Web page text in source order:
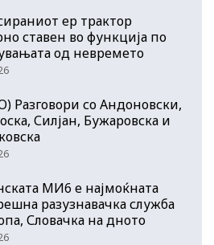
ер трактор
ставен во функција по
од невремето
Разговори со Андоновски,
Силјан, Бужаровска и
МИ6 е најмоќната
разузнавачка служба
Словачка на дното